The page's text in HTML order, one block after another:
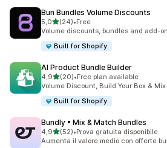
Bun Bundles Volume Discounts
5,0stelle su 5
(24)
24 recensioni totali
•Free
Volume discounts, bundles and add-
Built for Shopify
AI Product Bundle Builder
4,9stelle su 5
(20)
20 recensioni totali
•Free plan available
Volume Discount, Build Your Box &
Built for Shopify
Bundly • Mix & Match Bundles
4,9stelle su 5
(52)
52 recensioni totali
•Prova gratuita disponibile
Aumenta il valore medio con offerte